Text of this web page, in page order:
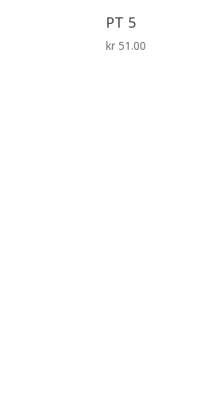
PT 5
kr 51.00